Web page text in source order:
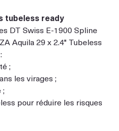
tubeless ready
DT Swiss E-1900 Spline
Aquila 29 x 2.4" Tubeless
;
les virages ;
;
pour réduire les risques